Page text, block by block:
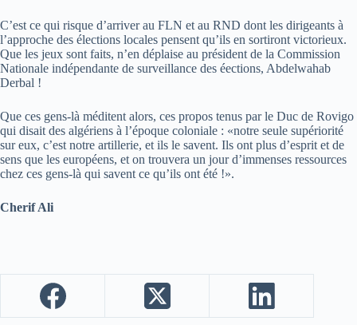
C’est ce qui risque d’arriver au FLN et au RND dont les dirigeants à
l’approche des élections locales pensent qu’ils en sortiront victorieux.
Que les jeux sont faits, n’en déplaise au président de la Commission
Nationale indépendante de surveillance des éections, Abdelwahab
Derbal !
Que ces gens-là méditent alors, ces propos tenus par le Duc de Rovigo
qui disait des algériens à l’époque coloniale : «notre seule supériorité
sur eux, c’est notre artillerie, et ils le savent. Ils ont plus d’esprit et de
sens que les européens, et on trouvera un jour d’immenses ressources
chez ces gens-là qui savent ce qu’ils ont été !».
Cherif Ali